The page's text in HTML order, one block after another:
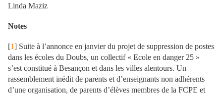
Linda Maziz
Notes
[1] Suite à l’annonce en janvier du projet de suppression de postes
dans les écoles du Doubs, un collectif « Ecole en danger 25 »
s’est constitué à Besançon et dans les villes alentours. Un
rassemblement inédit de parents et d’enseignants non adhérents
d’une organisation, de parents d’élèves membres de la FCPE et